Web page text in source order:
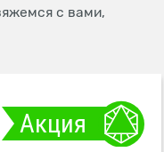
с вами,
Акция